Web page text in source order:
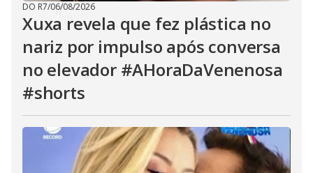
DO R7/06/08/2026
Xuxa revela que fez plástica no
nariz por impulso após conversa
no elevador #AHoraDaVenenosa
#shorts